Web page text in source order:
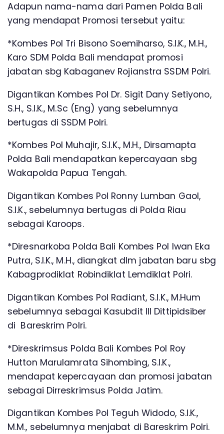
Adapun nama-nama dari Pamen Polda Bali
yang mendapat Promosi tersebut yaitu:
*Kombes Pol Tri Bisono Soemiharso, S.I.K., M.H.,
Karo SDM Polda Bali mendapat promosi
jabatan sbg Kabaganev Rojianstra SSDM Polri.
Digantikan Kombes Pol Dr. Sigit Dany Setiyono,
S.H., S.I.K., M.Sc (Eng) yang sebelumnya
bertugas di SSDM Polri.
*Kombes Pol Muhajir, S.I.K., M.H., Dirsamapta
Polda Bali mendapatkan kepercayaan sbg
Wakapolda Papua Tengah.
Digantikan Kombes Pol Ronny Lumban Gaol,
S.I.K., sebelumnya bertugas di Polda Riau
sebagai Karoops.
*Diresnarkoba Polda Bali Kombes Pol Iwan Eka
Putra, S.I.K., M.H., diangkat dlm jabatan baru sbg
Kabagprodiklat Robindiklat Lemdiklat Polri.
Digantikan Kombes Pol Radiant, S.I.K., M.Hum
sebelumnya sebagai Kasubdit III Dittipidsiber
di Bareskrim Polri.
*Direskrimsus Polda Bali Kombes Pol Roy
Hutton Marulamrata Sihombing, S.I.K.,
mendapat kepercayaan dan promosi jabatan
sebagai Dirreskrimsus Polda Jatim.
Digantikan Kombes Pol Teguh Widodo, S.I.K.,
M.M., sebelumnya menjabat di Bareskrim Polri.